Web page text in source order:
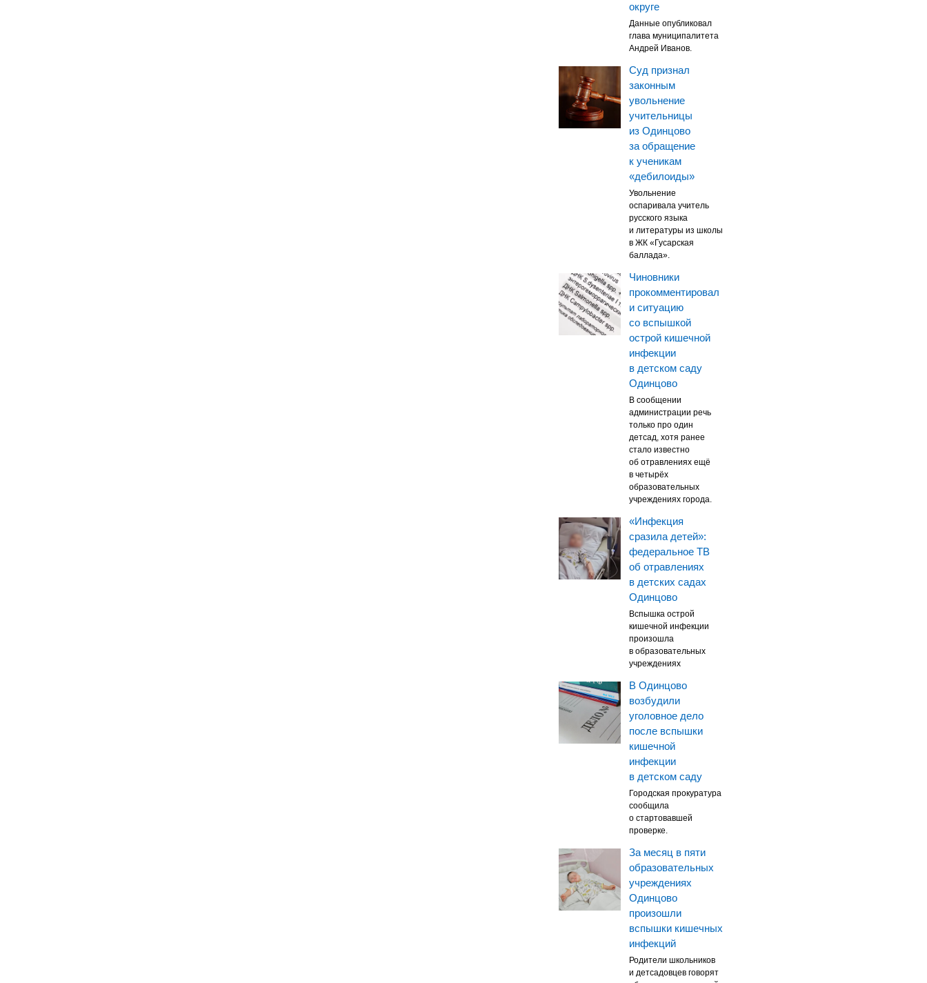
округе
Данные опубликовал
глава муниципалитета
Андрей Иванов.
Суд признал
законным
увольнение
учительницы
из Одинцово
за обращение
к ученикам
«дебилоиды»
Увольнение
оспаривала учитель
русского языка
и литературы из школы
в ЖК «Гусарская
баллада».
Чиновники
прокомментировал
и ситуацию
со вспышкой
острой кишечной
инфекции
в детском саду
Одинцово
В сообщении
администрации речь
только про один
детсад, хотя ранее
стало известно
об отравлениях ещё
в четырёх
образовательных
учреждениях города.
«Инфекция
сразила детей»:
федеральное ТВ
об отравлениях
в детских садах
Одинцово
Вспышка острой
кишечной инфекции
произошла
в образовательных
учреждениях
В Одинцово
возбудили
уголовное дело
после вспышки
кишечной
инфекции
в детском саду
Городская прокуратура
сообщила
о стартовавшей
проверке.
За месяц в пяти
образовательных
учреждениях
Одинцово
произошли
вспышки кишечных
инфекций
Родители школьников
и детсадовцев говорят